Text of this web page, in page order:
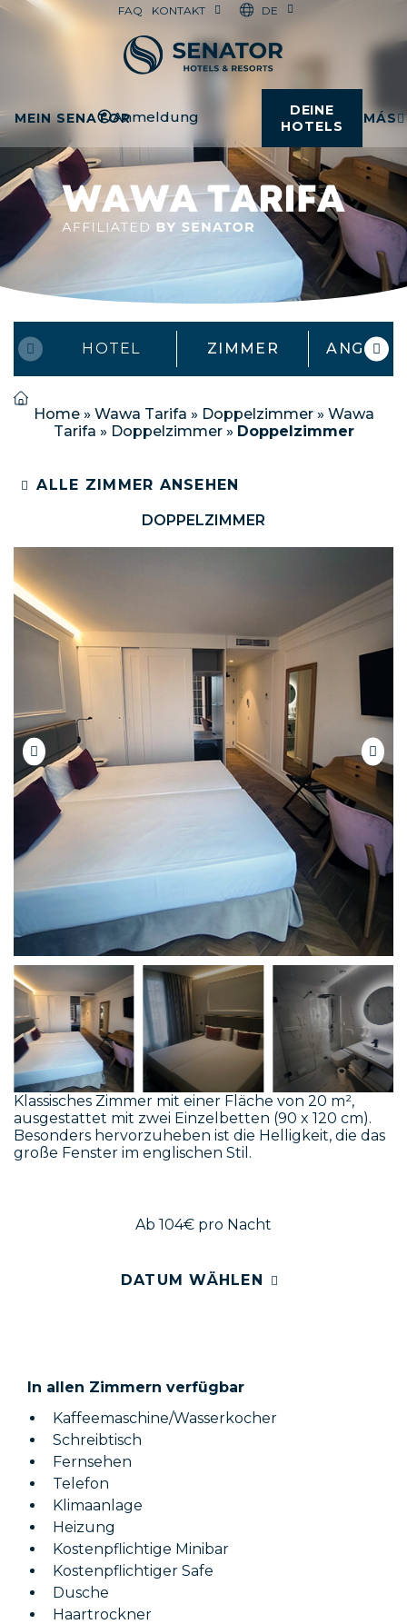
FAQ KONTAKT DE
MEIN SENATORAnmeldung
DEINE
HOTELS
MÁS
HOTEL ZIMMER
Home» Wawa Tarifa » Doppelzimmer» Wawa
Tarifa » Doppelzimmer» Doppelzimmer
ALLE ZIMMER ANSEHEN
DOPPELZIMMER
Klassisches Zimmer mit einer Fläche von 20 m²,
ausgestattet mit zwei Einzelbetten (90 x 120 cm).
Besonders hervorzuheben ist die Helligkeit, die das
große Fenster im englischen Stil.
Ab 104€ pro Nacht
DATUM WÄHLEN
In allen Zimmern verfügbar
Kaffeemaschine/Wasserkocher
Schreibtisch
Fernsehen
Telefon
Klimaanlage
Heizung
Kostenpflichtige Minibar
Kostenpflichtiger Safe
Dusche
Haartrockner